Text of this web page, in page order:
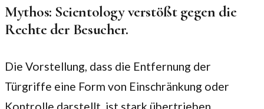
Mythos: Scientology verstößt gegen die
Rechte der Besucher.
Die Vorstellung, dass die Entfernung der
Türgriffe eine Form von Einschränkung oder